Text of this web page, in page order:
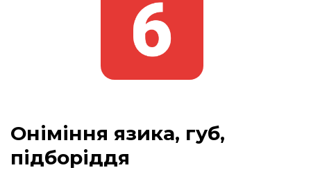
Оніміння язика, губ,
підборіддя